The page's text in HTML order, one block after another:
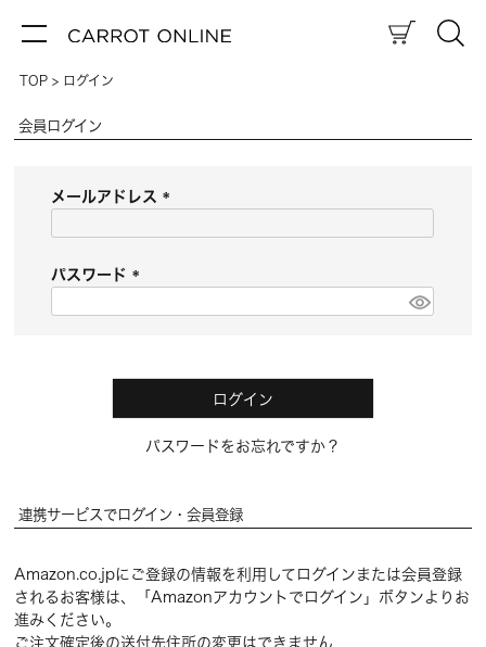
TOP ログイン
会員ログイン
メールアドレス
パスワード
ログイン
パスワードをお忘れですか？
連携サービスでログイン・会員登録
Amazon.co.jpにご登録の情報を利用してログインまたは会員登録
されるお客様は、「Amazonアカウントでログイン」ボタンよりお
進みください。
ご注文確定後の送付先住所の変更はできません